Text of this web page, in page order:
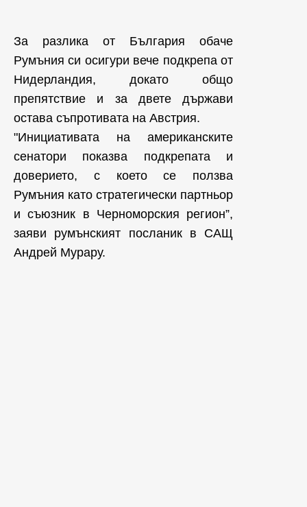
За разлика от България обаче
Румъния си осигури вече подкрепа от
Нидерландия, докато общо
препятствие и за двете държави
остава съпротивата на Австрия.
"Инициативата на американските
сенатори показва подкрепата и
доверието, с което се ползва
Румъния като стратегически партньор
и съюзник в Черноморския регион”,
заяви румънският посланик в САЩ
Андрей Мурару.